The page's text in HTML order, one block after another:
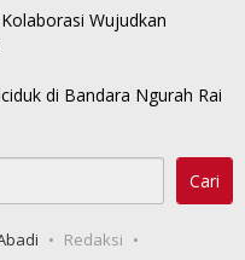
Wujudkan
di Bandara Ngurah Rai
Cari
Redaksi